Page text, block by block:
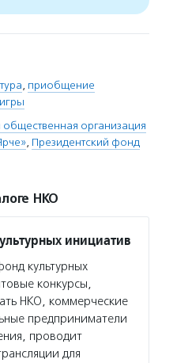
, приобщение
организация
, Президентский фонд
НКО
инициатив
культурных
конкурсы,
НКО, коммерческие
предприниматели
проводит
для